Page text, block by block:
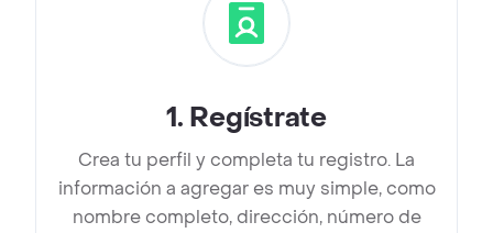
1. Regístrate
Crea tu perfil y completa tu registro. La
información a agregar es muy simple, como
nombre completo, dirección, número de